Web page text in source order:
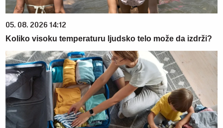
05. 08. 2026 14:12
Koliko visoku temperaturu ljudsko telo može da izdrži?